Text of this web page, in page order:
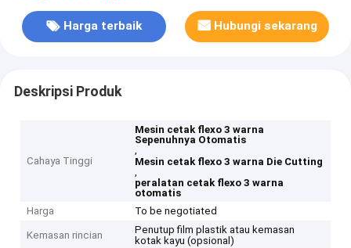
Harga terbaik Hubungi sekarang
Deskripsi Produk
Cahaya Tinggi
Mesin cetak flexo 3 warna
Sepenuhnya Otomatis
,
Mesin cetak flexo 3 warna Die Cutting
,
peralatan cetak flexo 3 warna
otomatis
Harga
To be negotiated
Kemasan rincian
Penutup film plastik atau kemasan
kotak kayu (opsional)